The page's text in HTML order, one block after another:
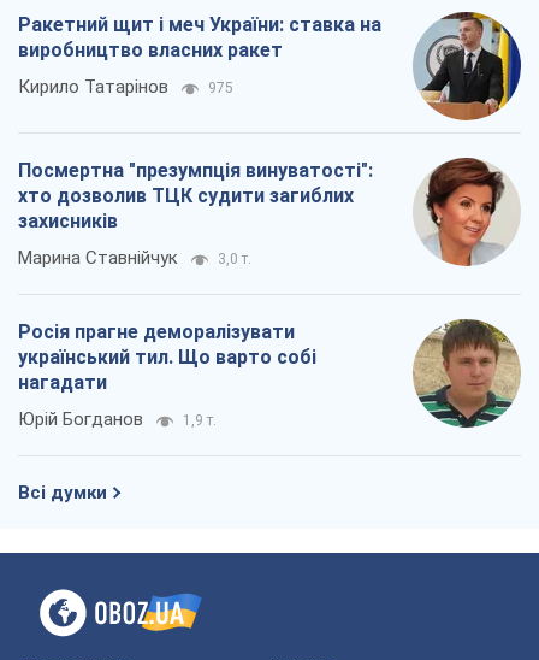
Ракетний щит і меч України: ставка на
виробництво власних ракет
Кирило Татарінов 975
Посмертна "презумпція винуватості":
хто дозволив ТЦК судити загиблих
захисників
Марина Ставнійчук 3,0 т.
Росія прагне деморалізувати
український тил. Що варто собі
нагадати
Юрій Богданов 1,9 т.
Всі думки